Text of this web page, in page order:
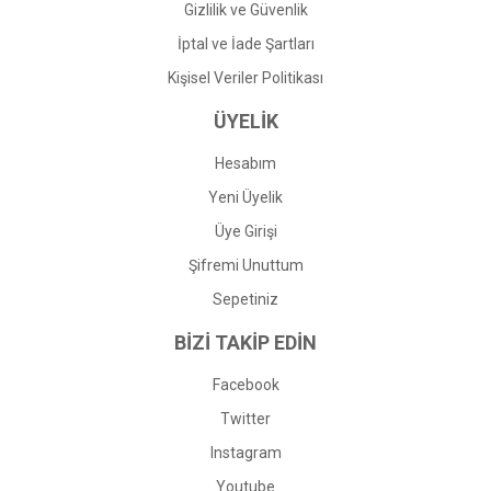
Gizlilik ve Güvenlik
İptal ve İade Şartları
Kişisel Veriler Politikası
ÜYELİK
Hesabım
Yeni Üyelik
Üye Girişi
Şifremi Unuttum
Sepetiniz
BİZİ TAKİP EDİN
Facebook
Twitter
Instagram
Youtube